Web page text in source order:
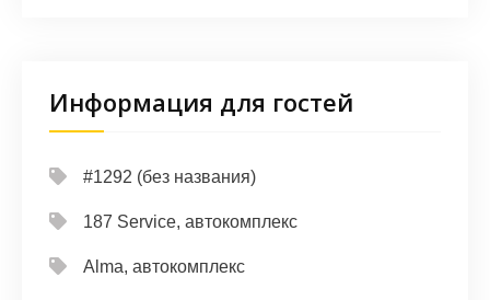
Информация для гостей
#1292 (без названия)
187 Service, автокомплекс
Alma, автокомплекс